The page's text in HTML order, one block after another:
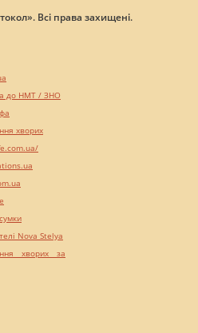
Всі права захищені.
до НМТ / ЗНО
хворих
Nova Stelya
хворих за